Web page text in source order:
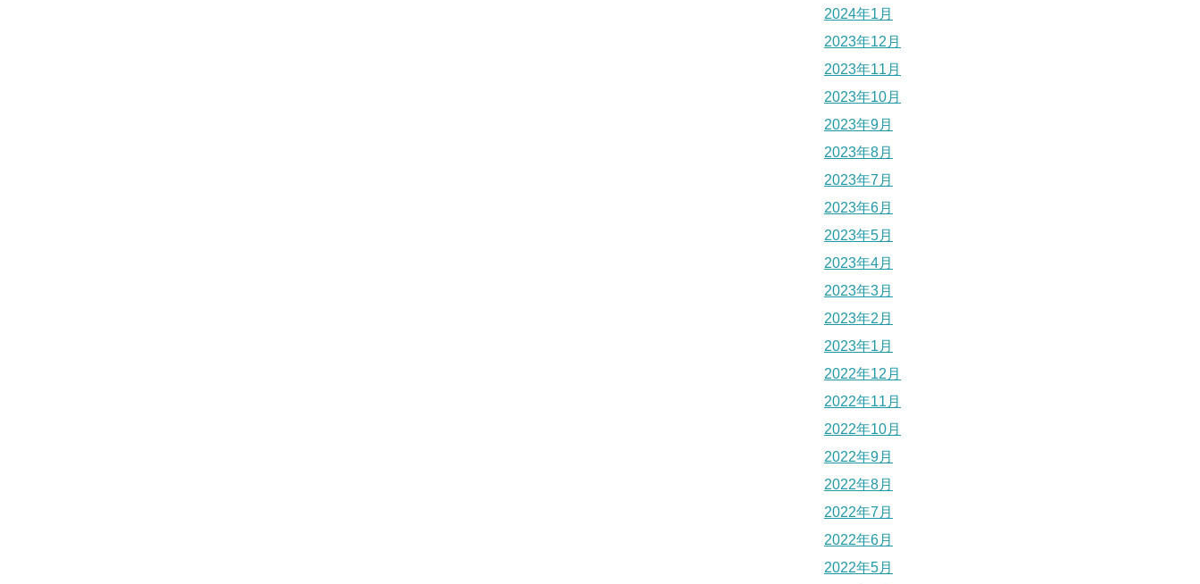
2024年1月
2023年12月
2023年11月
2023年10月
2023年9月
2023年8月
2023年7月
2023年6月
2023年5月
2023年4月
2023年3月
2023年2月
2023年1月
2022年12月
2022年11月
2022年10月
2022年9月
2022年8月
2022年7月
2022年6月
2022年5月